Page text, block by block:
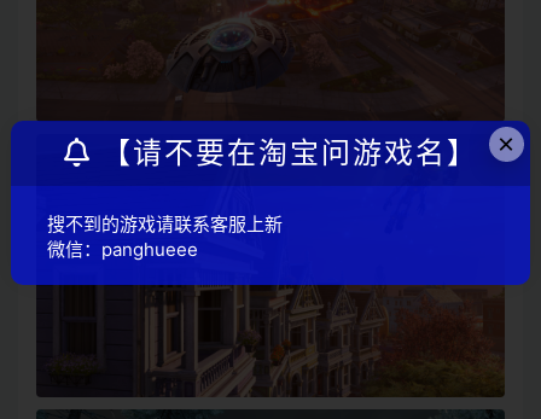
×
【请不要在淘宝问游戏名】
搜不到的游戏请联系客服上新
微信：panghueee